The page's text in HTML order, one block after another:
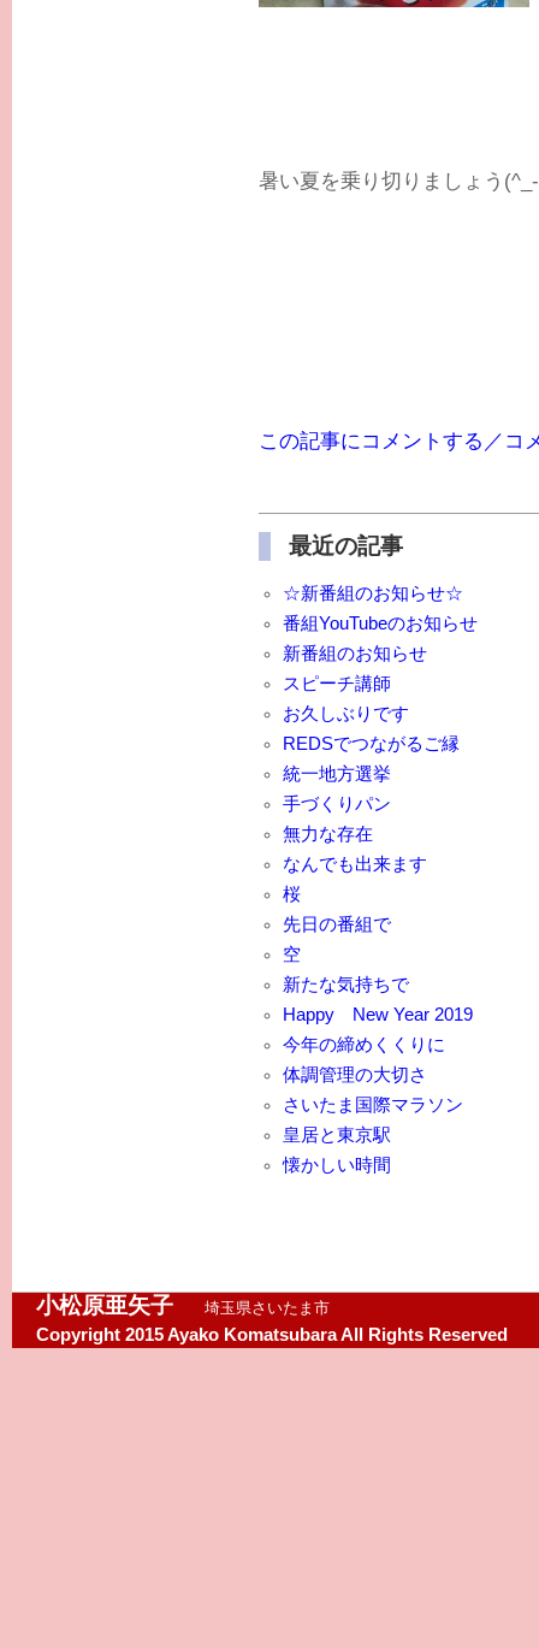
暑い夏を乗り切りましょう
この記事にコメントする／コ
最近の記事
☆新番組のお知らせ☆
番組YouTubeのお知らせ
新番組のお知らせ
スピーチ講師
お久しぶりです
REDSでつながるご縁
統一地方選挙
手づくりパン
無力な存在
なんでも出来ます
桜
先日の番組で
空
新たな気持ちで
Happy New Year 2019
今年の締めくくりに
体調管理の大切さ
さいたま国際マラソン
皇居と東京駅
懐かしい時間
小松原亜矢子 埼玉県さいたま市
Copyright 2015 Ayako Komatsubara All Rights Reserved